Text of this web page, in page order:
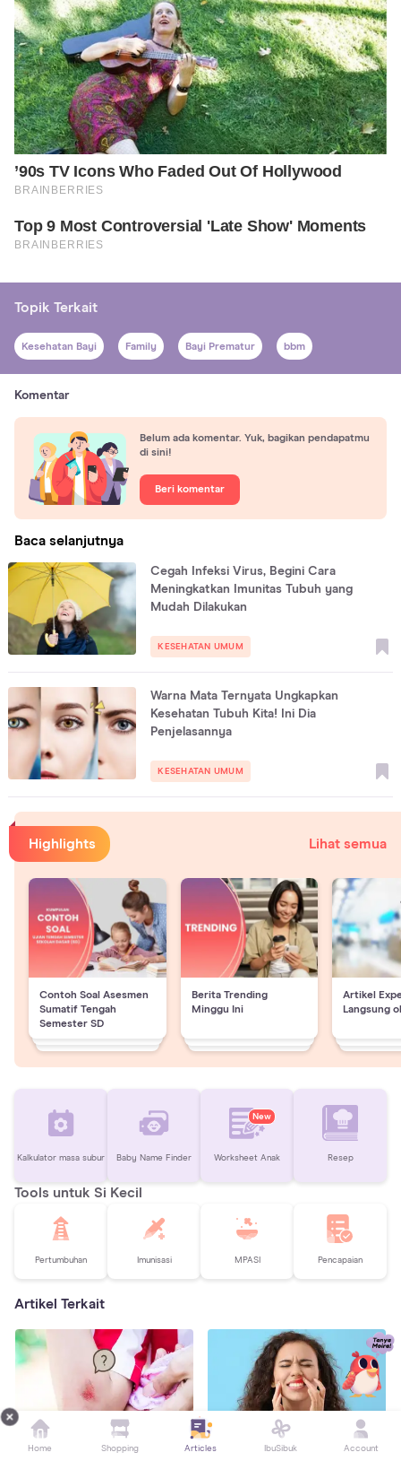
Topik Terkait
Kesehatan Bayi Family Bayi Prematur bbm
Komentar
Belum ada komentar. Yuk, bagikan pendapatmu
di sini!
Beri komentar
Baca selanjutnya
Cegah Infeksi Virus, Begini Cara
Meningkatkan Imunitas Tubuh yang
Mudah Dilakukan
KESEHATAN UMUM
Warna Mata Ternyata Ungkapkan
Kesehatan Tubuh Kita! Ini Dia
Penjelasannya
KESEHATAN UMUM
Highlights Lihat semua
Contoh Soal Asesmen
Sumatif Tengah
Semester SD
Berita Trending
Minggu Ini
Artikel
Langsung
Kalkulator masa subur Baby Name Finder
New
Worksheet Anak Resep
Tools untuk Si Kecil
Pertumbuhan Imunisasi MPASI Pencapaian
Artikel Terkait
Home Shopping Articles IbuSibuk Account